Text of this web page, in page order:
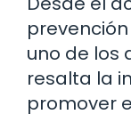
uno de los
resalta la
promover